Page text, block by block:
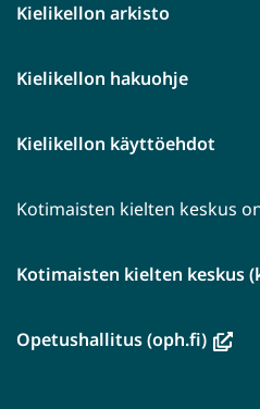
Kielikellon arkisto
Kielikellon hakuohje
Kielikellon käyttöehdot
Kotimaisten kielten keskus
Kotimaisten kielten keskus
Opetushallitus (oph.fi)